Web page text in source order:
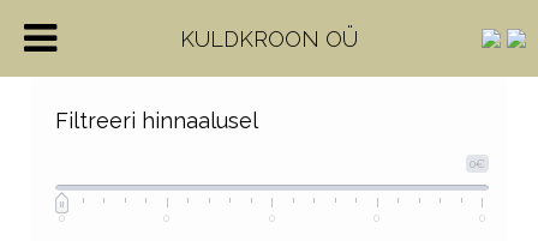
Filtreeri hinnaalusel
0€
0 0 0 0 0
KULDKROON OÜ